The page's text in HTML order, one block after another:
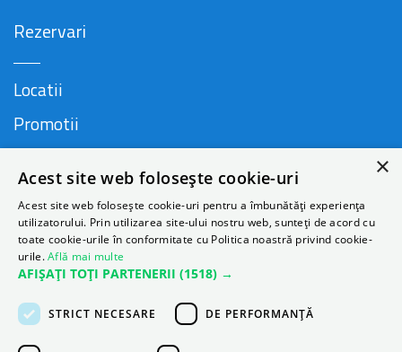
Rezervari
Locatii
Promotii
Companie
Contact
Despre Autonom
×
Acest site web folosește cookie-uri
Acest site web folosește cookie-uri pentru a îmbunătăți experiența
utilizatorului. Prin utilizarea site-ului nostru web, sunteți de acord cu
toate cookie-urile în conformitate cu Politica noastră privind cookie-
urile.Află mai multe
AFIȘAȚI TOȚI PARTENERII (1518) →
STRICT NECESARE DE PERFORMANȚĂ